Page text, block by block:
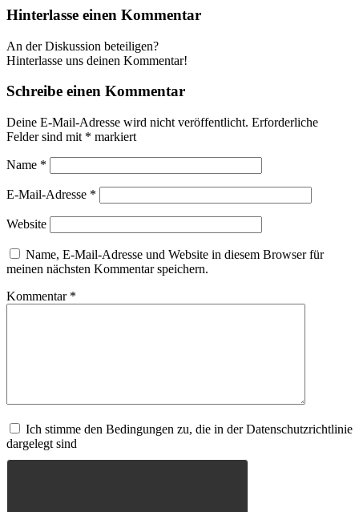
Hinterlasse einen Kommentar
An der Diskussion beteiligen?
Hinterlasse uns deinen Kommentar!
Schreibe einen Kommentar
Deine E-Mail-Adresse wird nicht veröffentlicht. Erforderliche
Felder sind mit * markiert
Name *
E-Mail-Adresse *
Website
Name, E-Mail-Adresse und Website in diesem Browser für
meinen nächsten Kommentar speichern.
Kommentar *
Ich stimme den Bedingungen zu, die in der Datenschutzrichtlinie
dargelegt sind